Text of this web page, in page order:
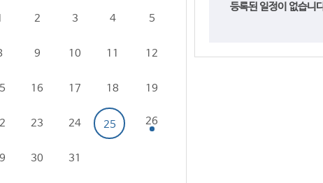
2 3 4 5
9 10 11 12
16 17 18 19
23 24 25 26
30 31
등록된 일정이 없습니